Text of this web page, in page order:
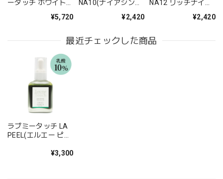
ータッチ ホワイトシ
ーレン＋3種のビタ
ミンC＋エクトイン
¥5,720
NA10(ナイアシンア
¥2,420
NA12 リッチナイア
¥2,420
最近チェックした商品
ラブミータッチ LA
PEEL(エルエー ピー
¥3,300